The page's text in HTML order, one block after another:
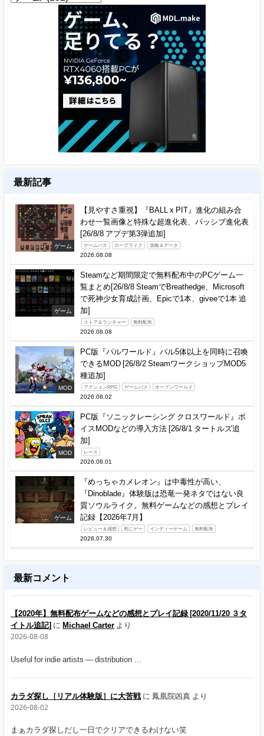
最新記事
ゲーム
【見やすさ重視】『BALL x PIT』進化の組み合
わせ一覧画像と特殊な超進化表、パッシブ進化表
[26/8/8 アプデ第3弾追加]
ゲームパス ローグライク 攻略＆データ
2026.08.08
ゲーム
Steamなど期間限定で無料配布中のPCゲーム一
覧まとめ[26/8/8 SteamでBreathedge、Microsoft
で死神少女育成計画、Epicで1本、giveeで1本 追
加]
ストア＆ランチャー 無料配布
2026.08.08
MOD
PC版『パルワールド』パル5体以上を同時に召喚
できるMOD [26/8/2 SteamワークショップMOD5
種追加]
アクションRPG ゲームパス オープンワールド
2026.08.02
MOD
PC版『ソニックレーシング クロスワールド』ボ
イスMODなどの導入方法 [26/8/1 タートルズ追
加]
レース
2026.08.01
ゲーム
『めっちゃカメレオン』は中毒性が高い、
『Dinoblade』体験版は恐竜一発ネタではない良
質ソウルライク。無料ゲームなどの感想とプレイ
記録【2026年7月】
レビュー＆感想 死にゲー インディーゲーム 無料配布
2026.07.30
最新コメント
【2020年】無料配布ゲームなどの感想とプレイ記録 [2020/11/20 ３タ
イトル追記] に Michael Carter より
2026-08-08
Useful for indie artists — distribution …
カラダ探し［リアル体験版］に大苦戦 に 鳳凰院凶真 より
2026-08-02
まぁカラダ探しだし一日でクリアできるわけない笑